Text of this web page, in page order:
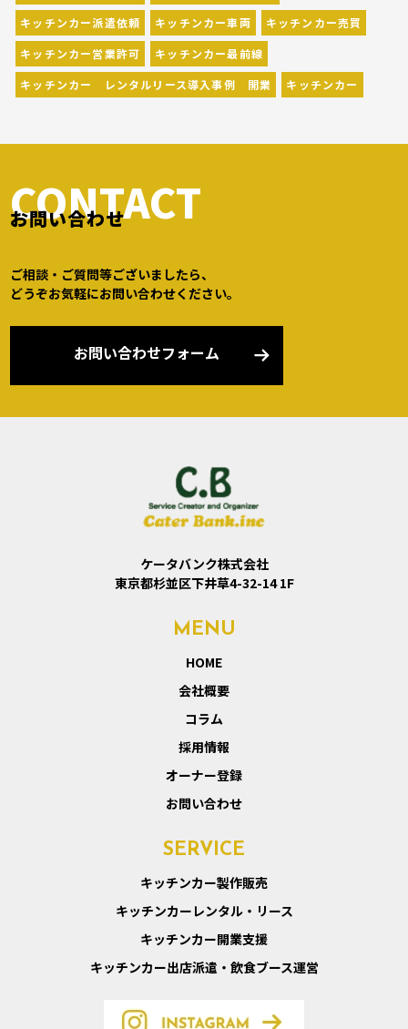
キッチンカー派遣依頼
キッチンカー車両
キッチンカー売買
キッチンカー営業許可
キッチンカー最前線
キッチンカー レンタルリース導入事例 開業
キッチンカー
CONTACT
お問い合わせ
ご相談・ご質問等ございましたら、
どうぞお気軽にお問い合わせください。
お問い合わせフォーム
ケータバンク株式会社
東京都杉並区下井草4-32-14 1F
MENU
HOME
会社概要
コラム
採用情報
オーナー登録
お問い合わせ
SERVICE
キッチンカー製作販売
キッチンカーレンタル・リース
キッチンカー開業支援
キッチンカー出店派遣・飲食ブース運営